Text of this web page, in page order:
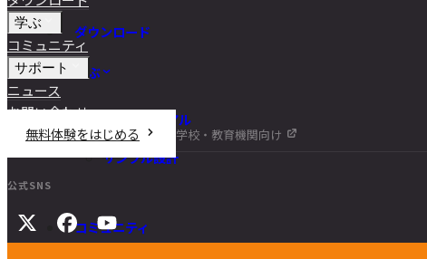
ダウンロード
学ぶ
チュートリアル
DIY講座
サンプル設計
コミュニティ
学ぶ
コミュニティ
サポート
ニュース
お問い合わせ
無料体験をはじめる
学校・教育機関向け
公式SNS